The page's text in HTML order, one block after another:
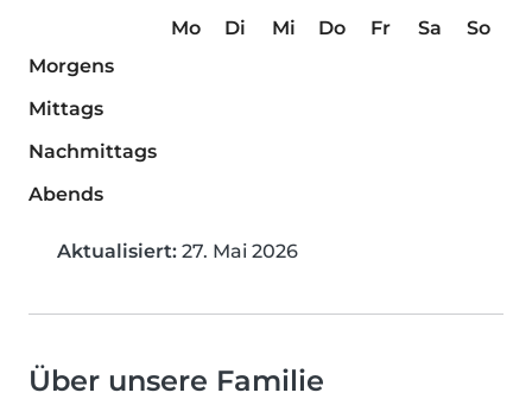
Mo Di Mi Do Fr Sa
So
Morgens
Mittags
Nachmittags
Abends
Aktualisiert: 27. Mai 2026
Über unsere Familie